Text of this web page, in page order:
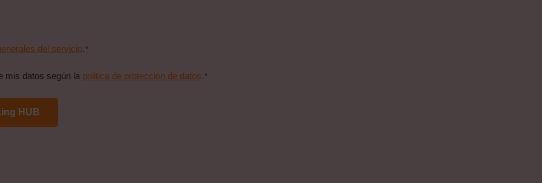
del servicio. *
mis datos según la politica de protección de datos. *